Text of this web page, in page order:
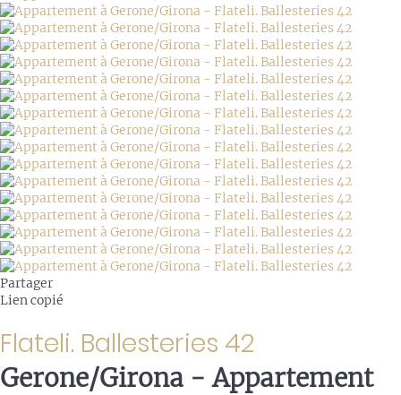
Partager
Lien copié
Flateli. Ballesteries 42
Gerone/Girona -Appartement